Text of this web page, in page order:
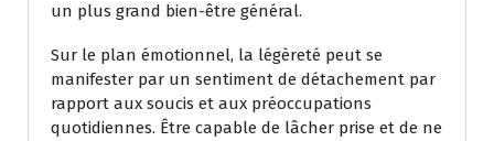
un plus grand bien-être général.
Sur le plan émotionnel, la légèreté peut se
manifester par un sentiment de détachement par
rapport aux soucis et aux préoccupations
quotidiennes. Être capable de lâcher prise et de ne